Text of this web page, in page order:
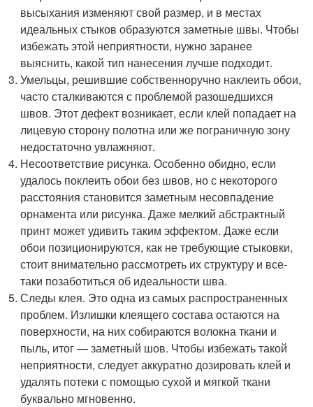
высыхания изменяют свой размер, и в местах
идеальных стыков образуются заметные швы. Чтобы
избежать этой неприятности, нужно заранее
выяснить, какой тип нанесения лучше подходит.
Умельцы, решившие собственноручно наклеить обои,
часто сталкиваются с проблемой разошедшихся
швов. Этот дефект возникает, если клей попадает на
лицевую сторону полотна или же пограничную зону
недостаточно увлажняют.
Несоответствие рисунка. Особенно обидно, если
удалось поклеить обои без швов, но с некоторого
расстояния становится заметным несовпадение
орнамента или рисунка. Даже мелкий абстрактный
принт может удивить таким эффектом. Даже если
обои позиционируются, как не требующие стыковки,
стоит внимательно рассмотреть их структуру и все-
таки позаботиться об идеальности шва.
Следы клея. Это одна из самых распространенных
проблем. Излишки клеящего состава остаются на
поверхности, на них собираются волокна ткани и
пыль, итог — заметный шов. Чтобы избежать такой
неприятности, следует аккуратно дозировать клей и
удалять потеки с помощью сухой и мягкой ткани
буквально мгновенно.